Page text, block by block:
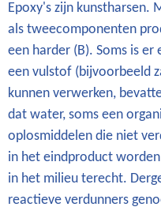
Epoxy's zijn kunstharsen.
als tweecomponenten
een harder (B). Soms is
een vulstof (bijvoorbeeld
kunnen verwerken,
dat water, soms een
oplosmiddelen die niet
in het eindproduct
in het milieu terecht.
reactieve verdunners